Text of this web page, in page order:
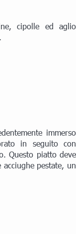
cipolle ed aglio
immerso
in seguito con
Questo piatto deve
pestate, un